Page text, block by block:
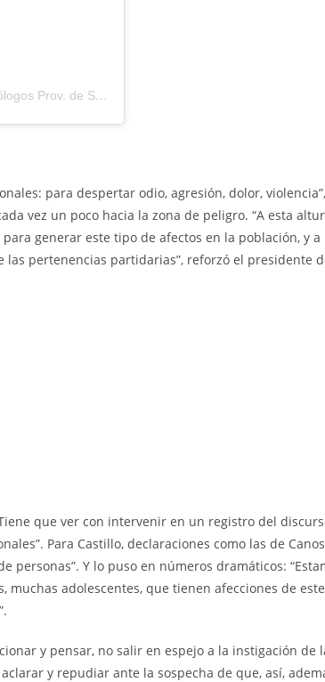
Una publicación compartida de Colegio de Psicólogas y Psicólogos Prov. de Santa Fe, 2da Circ. (@colegiopsi2da)
para despertar odio, agresión, dolor,
vez un poco hacia la zona de peligro. “A esta
generar este tipo de afectos en la población, y
pertenencias partidarias”, reforzó el presidente
que ver con intervenir en un registro del
Para Castillo, declaraciones como las de
Y lo puso en números dramáticos:
adolescentes, que tienen afecciones de
y pensar, no salir en espejo a la instigación de
y repudiar ante la sospecha de que, así,